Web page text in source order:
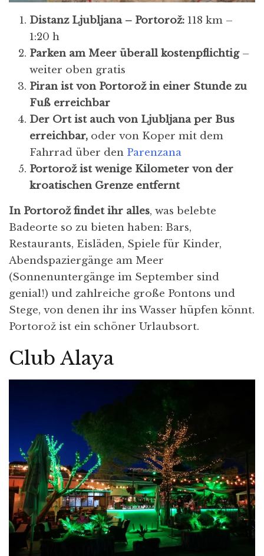
Distanz Ljubljana – Portorož: 118 km –
1:20 h
Parken am Meer überall kostenpflichtig –
weiter oben gratis
Piran ist von Portorož in einer Stunde zu
Fuß erreichbar
Der Ort ist auch von Ljubljana per Bus
erreichbar, oder von Koper mit dem
Fahrrad über den Parenzana
Portorož ist wenige Kilometer von der
kroatischen Grenze entfernt
In Portorož findet ihr alles, was belebte
Badeorte so zu bieten haben: Bars,
Restaurants, Eisläden, Spiele für Kinder,
Abendspaziergänge am Meer
(Sonnenuntergänge im September sind
genial!) und zahlreiche große Pontons und
Stege, von denen ihr ins Wasser hüpfen könnt.
Portorož ist ein schöner Urlaubsort.
Club Alaya